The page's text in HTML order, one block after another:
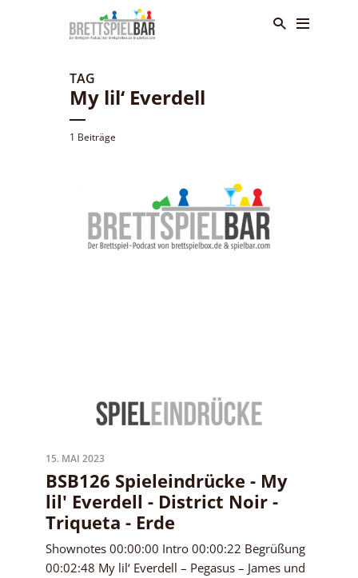
TAG
My lil‘ Everdell
1 Beiträge
15. MAI 2023
BSB126 Spieleindrücke - My
lil' Everdell - District Noir -
Triqueta - Erde
Shownotes 00:00:00 Intro 00:00:22 Begrüßung
00:02:48 My lil‘ Everdell – Pegasus – James und